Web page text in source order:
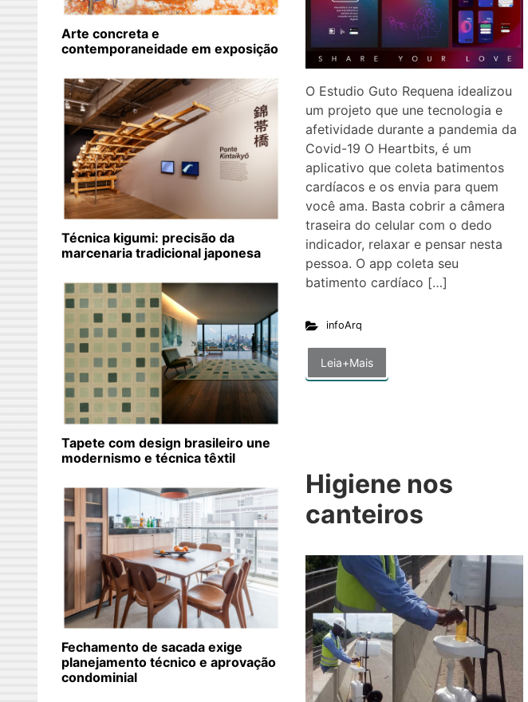
O Estudio Guto Requena idealizou
um projeto que une tecnologia e
afetividade durante a pandemia da
Covid-19 O Heartbits, é um
aplicativo que coleta batimentos
cardíacos e os envia para quem
você ama. Basta cobrir a câmera
traseira do celular com o dedo
indicador, relaxar e pensar nesta
pessoa. O app coleta seu
batimento cardíaco […]
infoArq
Leia+Mais
Higiene nos
canteiros
Arte concreta e
contemporaneidade em exposição
Técnica kigumi: precisão da
marcenaria tradicional japonesa
Tapete com design brasileiro une
modernismo e técnica têxtil
Fechamento de sacada exige
planejamento técnico e aprovação
condominial